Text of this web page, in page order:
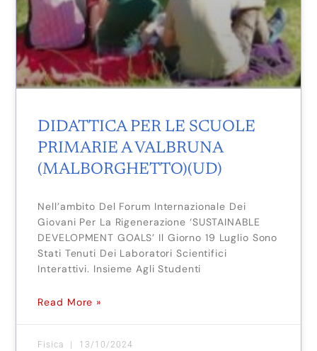
DIDATTICA PER LE SCUOLE
PRIMARIE A VALBRUNA
(MALBORGHETTO)(UD)
Nell’ambito Del Forum Internazionale Dei
Giovani Per La Rigenerazione ‘SUSTAINABLE
DEVELOPMENT GOALS’ Il Giorno 19 Luglio Sono
Stati Tenuti Dei Laboratori Scientifici
Interattivi. Insieme Agli Studenti
Read More »
Fisica 13/10/2024